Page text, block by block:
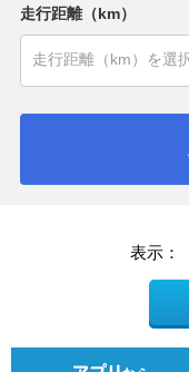
走行距離（km）
表示：